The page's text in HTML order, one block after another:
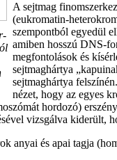
A sejtmag
(eukromatin-
szempontból egyedül
amiben hosszú DNS-
megfontolások és
sejtmaghártya
sejtmaghártya
nézet, hogy az egyes
hordozó)
vizsgálva kiderült,
anyai és apai tagja